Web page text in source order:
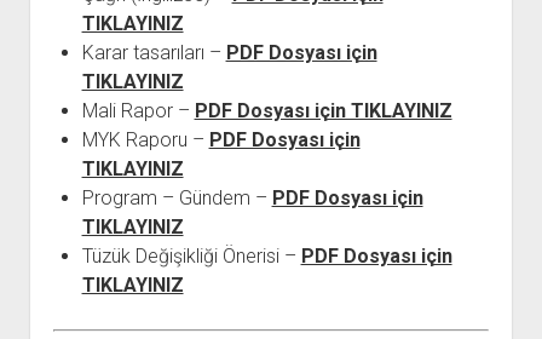
TIKLAYINIZ
Karar tasarıları – PDF Dosyası için
TIKLAYINIZ
Mali Rapor – PDF Dosyası için TIKLAYINIZ
MYK Raporu – PDF Dosyası için
TIKLAYINIZ
Program – Gündem – PDF Dosyası için
TIKLAYINIZ
Tüzük Değişikliği Önerisi – PDF Dosyası için
TIKLAYINIZ